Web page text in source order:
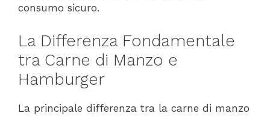
consumo sicuro.
La Differenza Fondamentale
tra Carne di Manzo e
Hamburger
La principale differenza tra la carne di manzo